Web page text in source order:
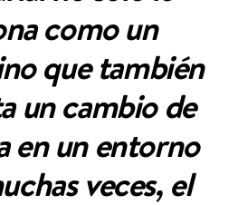
como un
que también
un cambio de
en un entorno
veces, el